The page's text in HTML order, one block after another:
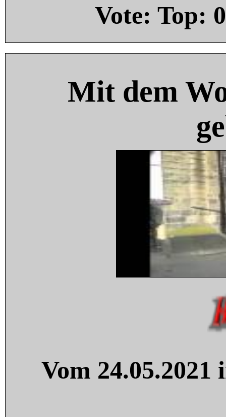
Vote: Top: 0
Mit dem
Vom